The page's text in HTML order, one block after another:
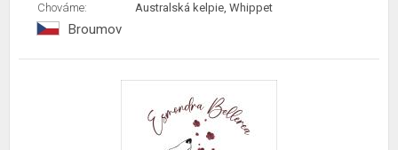
Chováme:
Australská kelpie, Whippet
Broumov